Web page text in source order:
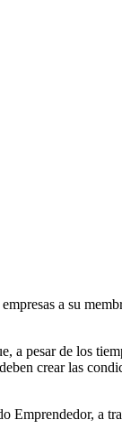
a su
a pesar de los
crear las
Emprendedor, a